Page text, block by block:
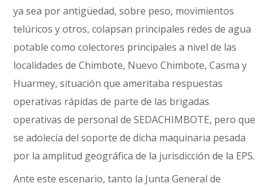
ya sea por antigüedad, sobre peso, movimientos
telúricos y otros, colapsan principales redes de agua
potable como colectores principales a nivel de las
localidades de Chimbote, Nuevo Chimbote, Casma y
Huarmey, situación que ameritaba respuestas
operativas rápidas de parte de las brigadas
operativas de personal de SEDACHIMBOTE, pero que
se adolecía del soporte de dicha maquinaria pesada
por la amplitud geográfica de la jurisdicción de la EPS.
Ante este escenario, tanto la Junta General de